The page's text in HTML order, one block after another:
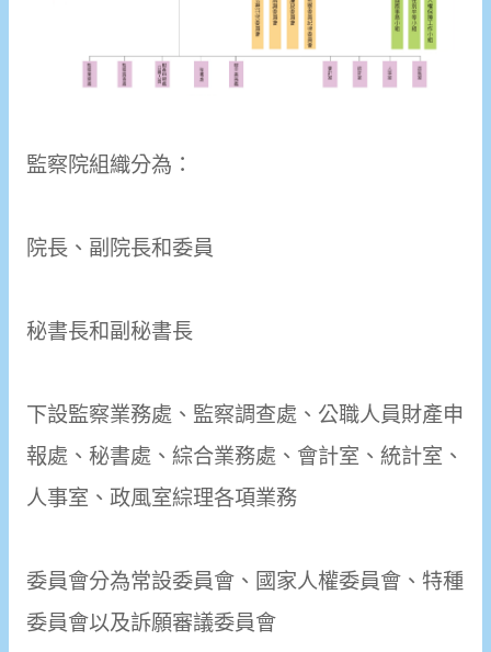
監察院組織分為：
院長、副院長和委員
秘書長和副秘書長
下設監察業務處、監察調查處、公職人員財產申
報處、秘書處、綜合業務處、會計室、統計室、
人事室、政風室綜理各項業務
委員會分為常設委員會、國家人權委員會、特種
委員會以及訴願審議委員會